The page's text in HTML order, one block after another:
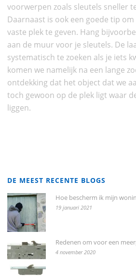
voorwerpen zoals sleutels sneller
Daarnaast is ook een goede tip
vaste plek te geven. Hang
aan de muur voor je sleutels. De
systematisch te zoeken als je iets
komen we namelijk na een lange
ontdekking dat het object dat we
toch gewoon op de plek ligt waar
liggen.
DE MEEST RECENTE BLOGS
Hoe bescherm ik mijn
19 januari 2021
Redenen om voor een
4 november 2020